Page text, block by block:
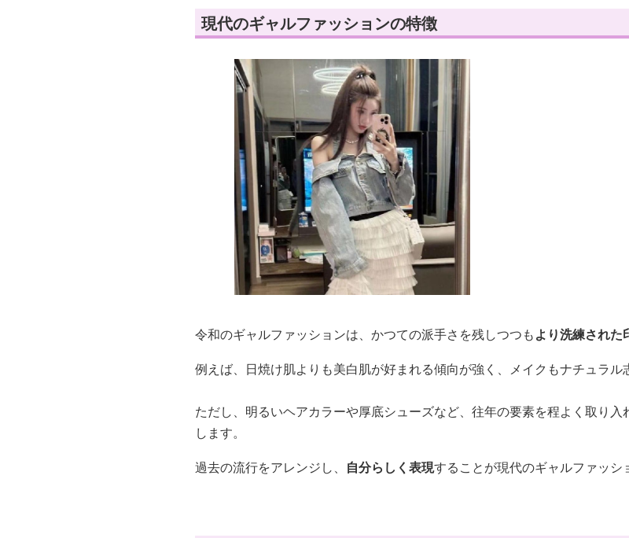
現代のギャルファッションの特徴
令和のギャルファッションは、かつての派手さを残しつつもより洗練された
例えば、日焼け肌よりも美白肌が好まれる傾向が強く、メイクもナチュラル
ただし、明るいヘアカラーや厚底シューズなど、往年の要素を程よく取り
します。
過去の流行をアレンジし、 自分らしく表現することが現代のギャルファッシ